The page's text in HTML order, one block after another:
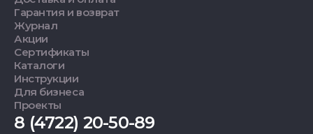
Гарантия и возврат
Журнал
Акции
Сертификаты
Каталоги
Инструкции
Для бизнеса
Проекты
8 (4722) 20-50-89